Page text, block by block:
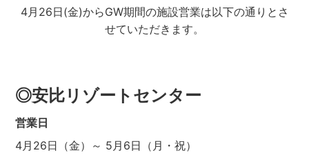
4月26日(金)からGW期間の施設営業は以下の通りとさ
せていただきます。
◎安比リゾートセンター
営業日
4月26日（金）～ 5月6日（月・祝）